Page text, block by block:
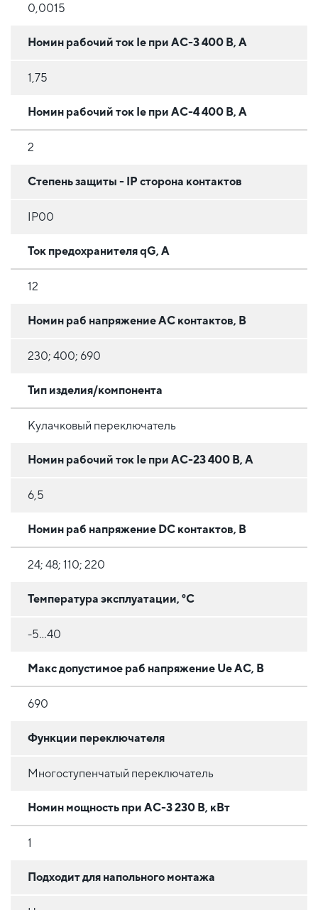
0,0015
Номин рабочий ток Ie при АС-3 400 В, А
1,75
Номин рабочий ток Ie при АС-4 400 В, А
2
Степень защиты - IP сторона контактов
IP00
Ток предохранителя qG, А
12
Номин раб напряжение AC контактов, В
230; 400; 690
Тип изделия/компонента
Кулачковый переключатель
Номин рабочий ток Ie при АС-23 400 В, А
6,5
Номин раб напряжение DC контактов, В
24; 48; 110; 220
Температура эксплуатации, °C
-5…40
Макс допустимое раб напряжение Ue AC, В
690
Функции переключателя
Многоступенчатый переключатель
Номин мощность при AC-3 230 В, кВт
1
Подходит для напольного монтажа